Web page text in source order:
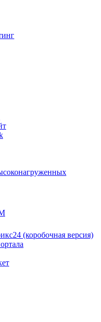
(коробочная версия)